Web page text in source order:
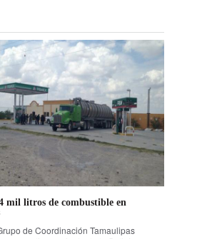
mil litros de combustible en
de Coordinación Tamaulipas